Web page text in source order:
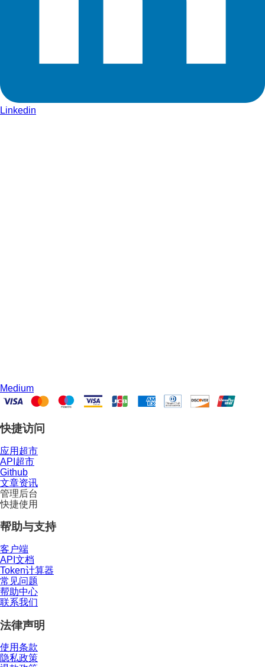
Linkedin
Medium
快捷访问
应用超市
API超市
Github
文章资讯
管理后台
快捷使用
帮助与支持
客户端
API文档
Token计算器
常见问题
帮助中心
联系我们
法律声明
使用条款
隐私政策